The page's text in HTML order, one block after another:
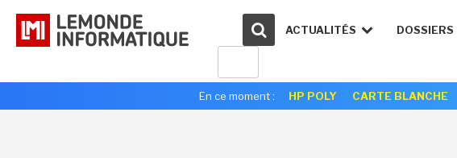
ACTUALITÉS DOSSIERS
En ce moment : HP POLY CARTE BLANCHE